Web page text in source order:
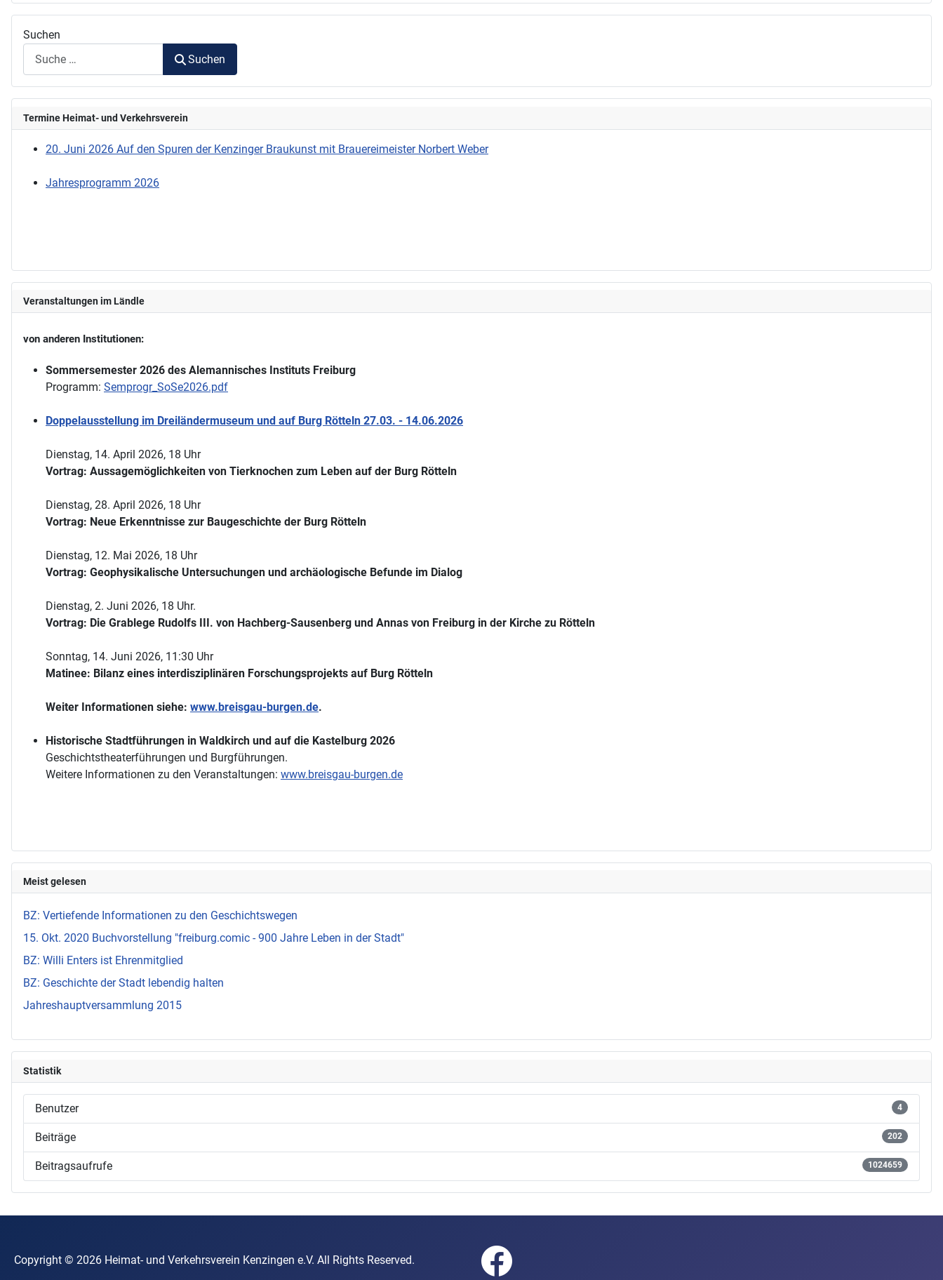
Suchen
Suchen
Termine Heimat- und Verkehrsverein
20. Juni 2026 Auf den Spuren der Kenzinger Braukunst mit Brauereimeister Norbert Weber
Jahresprogramm 2026
Veranstaltungen im Ländle
von anderen Institutionen:
Sommersemester 2026 des Alemannisches Instituts Freiburg
Programm: Semprogr_SoSe2026.pdf
Doppelausstellung im Dreiländermuseum und auf Burg Rötteln 27.03. - 14.06.2026
Dienstag, 14. April 2026, 18 Uhr
Vortrag: Aussagemöglichkeiten von Tierknochen zum Leben auf der Burg Rötteln
Dienstag, 28. April 2026, 18 Uhr
Vortrag: Neue Erkenntnisse zur Baugeschichte der Burg Rötteln
Dienstag, 12. Mai 2026, 18 Uhr
Vortrag: Geophysikalische Untersuchungen und archäologische Befunde im Dialog
Dienstag, 2. Juni 2026, 18 Uhr.
Vortrag: Die Grablege Rudolfs III. von Hachberg-Sausenberg und Annas von Freiburg in der Kirche zu Rötteln
Sonntag, 14. Juni 2026, 11:30 Uhr
Matinee: Bilanz eines interdisziplinären Forschungsprojekts auf Burg Rötteln
Weiter Informationen siehe: www.breisgau-burgen.de.
Historische Stadtführungen in Waldkirch und auf die Kastelburg 2026
Geschichtstheaterführungen und Burgführungen.
Weitere Informationen zu den Veranstaltungen: www.breisgau-burgen.de
Meist gelesen
BZ: Vertiefende Informationen zu den Geschichtswegen
15. Okt. 2020 Buchvorstellung "freiburg.comic - 900 Jahre Leben in der Stadt"
BZ: Willi Enters ist Ehrenmitglied
BZ: Geschichte der Stadt lebendig halten
Jahreshauptversammlung 2015
Statistik
Benutzer 4
Beiträge 202
Beitragsaufrufe 1024659
Copyright © 2026 Heimat- und Verkehrsverein Kenzingen e.V. All Rights Reserved.